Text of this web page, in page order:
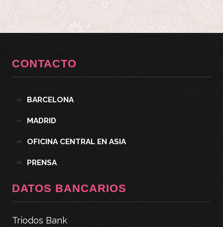
CONTACTO
BARCELONA
MADRID
OFICINA CENTRAL EN ASIA
PRENSA
DATOS BANCARIOS
Triodos Bank